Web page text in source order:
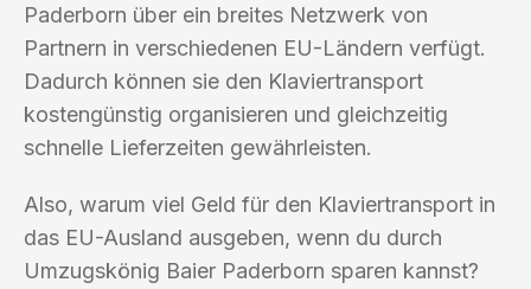
Paderborn über ein breites Netzwerk von
Partnern in verschiedenen EU-Ländern verfügt.
Dadurch können sie den Klaviertransport
kostengünstig organisieren und gleichzeitig
schnelle Lieferzeiten gewährleisten.
Also, warum viel Geld für den Klaviertransport in
das EU-Ausland ausgeben, wenn du durch
Umzugskönig Baier Paderborn sparen kannst?